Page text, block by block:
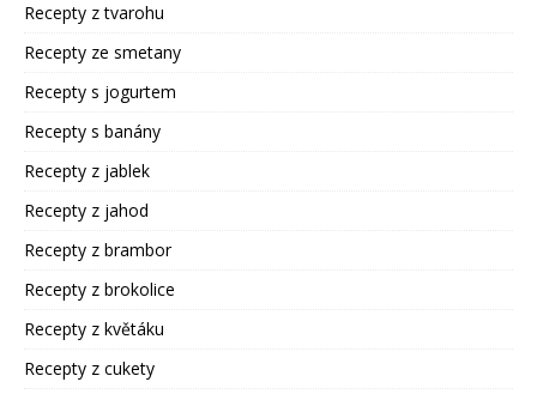
Recepty z tvarohu
Recepty ze smetany
Recepty s jogurtem
Recepty s banány
Recepty z jablek
Recepty z jahod
Recepty z brambor
Recepty z brokolice
Recepty z květáku
Recepty z cukety